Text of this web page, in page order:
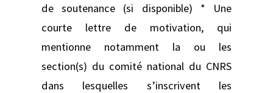
de soutenance (si disponible) * Une
courte lettre de motivation, qui
mentionne notamment la ou les
section(s) du comité national du CNRS
dans lesquelles s’inscrivent les